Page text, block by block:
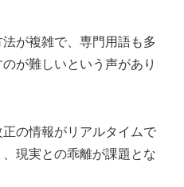
が複雑で、専門用語も多
が難しいという声があり
の情報がリアルタイムで
現実との乖離が課題とな